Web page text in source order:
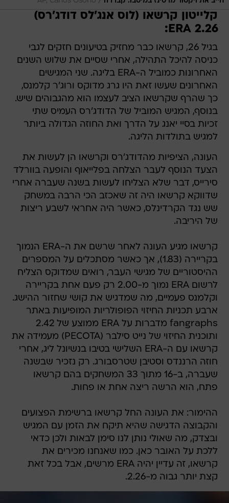
קלייטון קרשאו (לוס אנג'לס דודג'רס) 
2.26 ERA:
בגיל 26, קרשאו כבר מחזיק בטיעונים חזקים לגבי
כניסה להיכל התהילה, אחרי שסיים את שלוש השנים
האחרונות כמוביל ה-ERA בליגה. שני המגישים
האחרונים שעשו זאת היו גרג מדוקס ורוג'ר קלמנס,
כך שהרף שקרשאו הציב לעצמו הוא מהגבוהים שיש.
בנוסף, המגיש המוביל של הדודג'רס העמיס שתי
זכיות בסיי יאנג על הדרך ואת החוזה הגדולה ביותר
למגיש בתולדות הליגה.
העונה, הציפיות מהדודג'רס וקרשאו הן לעשות את
הצעד הנוסף לעבר הצלחה בפלייאוף והופעה בוורלד
סירייס, דבר שלא הצליחו לעשות בשנה שעברה אחרי
שדווקא קרשאו היה זה שאכזב הכי הרבה במשחק
שש נגד הקרדינלס, כאשר היה אחראי לשבע ריצות
של היריבה.
קרשאו מגיע העונה לאחר שרשם את ה-ERA הנמוך
בקריירה (1.83), אך כאשר מסתכלים על המספרים
ההיסטוריים של מגישי העבר, רואים שמדוקס הצליח
לרשום ERA נמוך מ-2.00 רק פעם אחת בקריירה
וקלמנס פעמיים, מה שמדגיש את קושי שחזור ההישג.
ארבע תכניות החיזוי הפופולריות המופיעות באתר
fangraphs מדברות על ERA ממוצע של 2.42
ותוכנית החיזוי של נייט סילבר (PECOTA) מעמידה את
קרשאו עם ה-ERA השלישי בטיבו בנשיונל ליג, אחרי
חוזה הרננדס וסטיבן שטרסבורג. רק נזכיר שבשנה
שעברה, ב-16 מתוך 33 המשחקים בהם קרשאו
פתח, הוא הרשה ריצה אחת או פחות.
ההימור: את העונה החל קרשאו ברשימת הפצועים
והקבוצה הדגישה שהיא תיקח את הזמן עם המגיש
ובצדק, מה שאולי נותן לנו סימן לבאות ולכן כדאי
ללכת על האובר כאן. כמו שאנחנו מכירים את
קרשאו, זה עדיין יהיה ERA מרשים, אבל בכל זאת
קצת יותר גבוה מ-2.26.